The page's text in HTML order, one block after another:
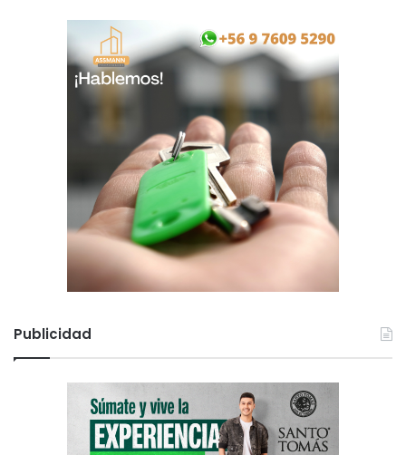
Publicidad